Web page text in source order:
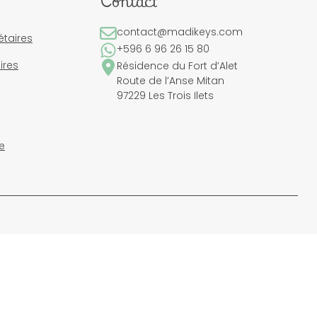
contact@madikeys.com
+596 6 96 26 15 80
Résidence du Fort d’Alet
Route de l’Anse Mitan
97229 Les Trois Ilets